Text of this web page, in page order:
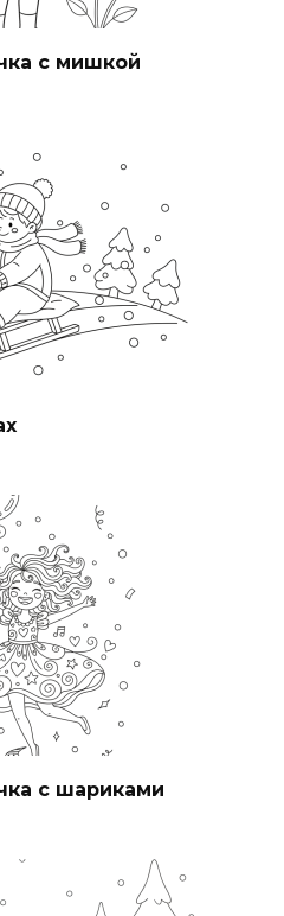
с мишкой
с шариками